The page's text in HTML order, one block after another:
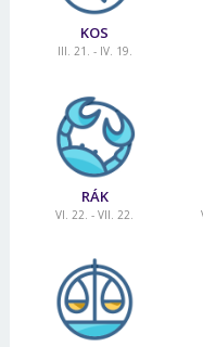
KOS
III. 21. - IV. 19.
RÁK
VI. 22. - VII. 22.